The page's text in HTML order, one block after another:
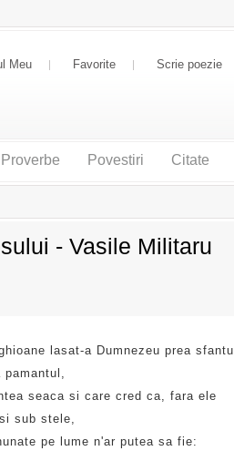
Meu Favorite Scrie poezie
Proverbe Povestiri Citate
- Vasile Militaru
lasat-a Dumnezeu prea sfantul
pamantul,
seaca si care cred ca, fara ele
sub stele,
pe lume n'ar putea sa fie: